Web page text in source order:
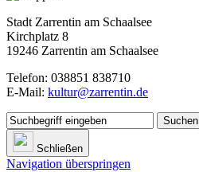
Stadt Zarrentin am Schaalsee
Kirchplatz 8
19246 Zarrentin am Schaalsee
Telefon: 038851 838710
E-Mail: kultur@zarrentin.de
Suchen
Schließen
Navigation überspringen